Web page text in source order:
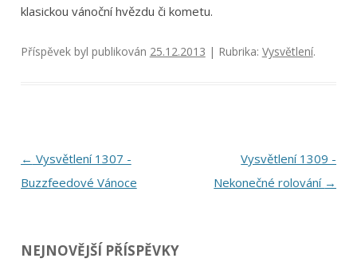
klasickou vánoční hvězdu či kometu.
Příspěvek byl publikován 25.12.2013 | Rubrika: Vysvětlení.
Navigace
pro
← Vysvětlení 1307 -
Buzzfeedové Vánoce
Vysvětlení 1309 -
Nekonečné rolování →
NEJNOVĚJŠÍ PŘÍSPĚVKY